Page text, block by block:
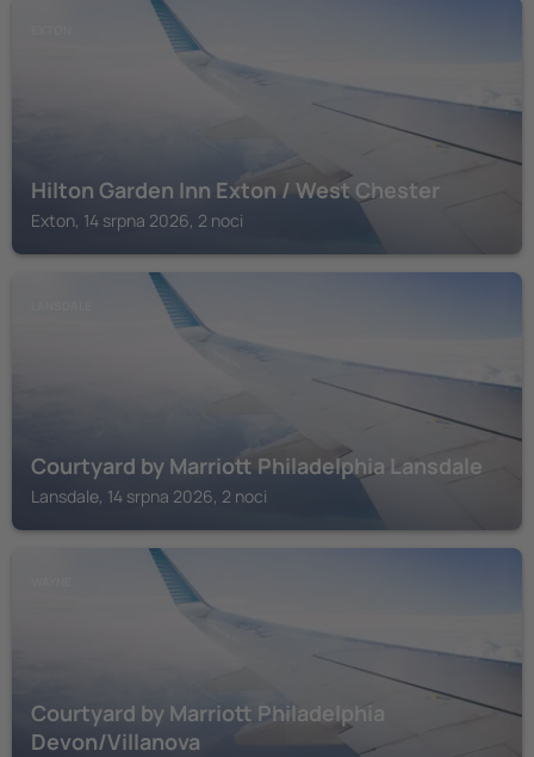
Hilton Garden Inn Exton / West Chester
Exton, 14 srpna 2026, 2 noci
Courtyard by Marriott Philadelphia Lansdale
Lansdale, 14 srpna 2026, 2 noci
Courtyard by Marriott Philadelphia
Devon/Villanova